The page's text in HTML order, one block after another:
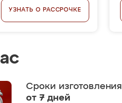
УЗНАТЬ О РАССРОЧКЕ
Сроки изготовления
от 7 дней